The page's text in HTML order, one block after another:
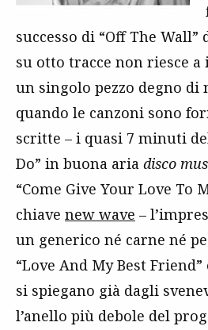
successo di “Off The
su otto tracce non riesce
un singolo pezzo degno di
quando le canzoni sono
scritte – i quasi 7 minuti
Do” in buona aria disco
“Come Give Your Love To
chiave new wave –
un generico né carne né
“Love And My Best Friend”
si spiegano già dagli
l’anello più debole del